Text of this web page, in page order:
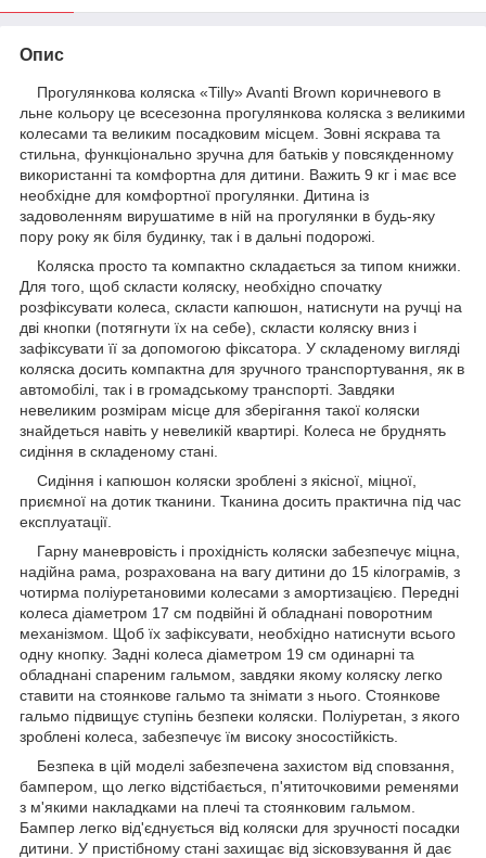
Опис
Прогулянкова коляска «Tilly» Avanti Brown коричневого в
льне кольору це всесезонна прогулянкова коляска з великими
колесами та великим посадковим місцем. Зовні яскрава та
стильна, функціонально зручна для батьків у повсякденному
використанні та комфортна для дитини. Важить 9 кг і має все
необхідне для комфортної прогулянки. Дитина із
задоволенням вирушатиме в ній на прогулянки в будь-яку
пору року як біля будинку, так і в дальні подорожі.
Коляска просто та компактно складається за типом книжки.
Для того, щоб скласти коляску, необхідно спочатку
розфіксувати колеса, скласти капюшон, натиснути на ручці на
дві кнопки (потягнути їх на себе), скласти коляску вниз і
зафіксувати її за допомогою фіксатора. У складеному вигляді
коляска досить компактна для зручного транспортування, як в
автомобілі, так і в громадському транспорті. Завдяки
невеликим розмірам місце для зберігання такої коляски
знайдеться навіть у невеликій квартирі. Колеса не бруднять
сидіння в складеному стані.
Сидіння і капюшон коляски зроблені з якісної, міцної,
приємної на дотик тканини. Тканина досить практична під час
експлуатації.
Гарну маневровість і прохідність коляски забезпечує міцна,
надійна рама, розрахована на вагу дитини до 15 кілограмів, з
чотирма поліуретановими колесами з амортизацією. Передні
колеса діаметром 17 см подвійні й обладнані поворотним
механізмом. Щоб їх зафіксувати, необхідно натиснути всього
одну кнопку. Задні колеса діаметром 19 см одинарні та
обладнані спареним гальмом, завдяки якому коляску легко
ставити на стоянкове гальмо та знімати з нього. Стоянкове
гальмо підвищує ступінь безпеки коляски. Поліуретан, з якого
зроблені колеса, забезпечує їм високу зносостійкість.
Безпека в цій моделі забезпечена захистом від сповзання,
бампером, що легко відстібається, п'ятиточковими ременями
з м'якими накладками на плечі та стоянковим гальмом.
Бампер легко від'єднується від коляски для зручності посадки
дитини. У пристібному стані захищає від зісковзування й дає